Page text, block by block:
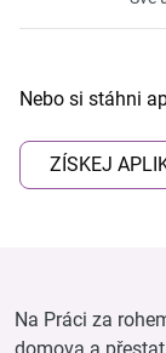
Nebo si stáhni
ZÍSKEJ
Na Práci za
domova a